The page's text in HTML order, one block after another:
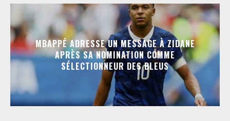
MBAPPÉ ADRESSE UN MESSAGE À ZIDANE
APRÈS SA NOMINATION COMME
SÉLECTIONNEUR DES BLEUS